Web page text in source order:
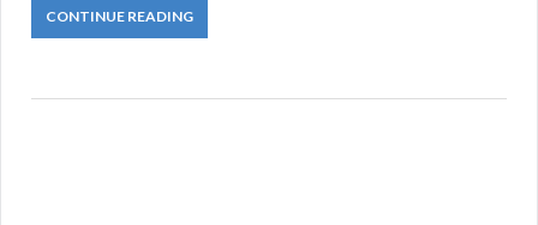
CONTINUE READING